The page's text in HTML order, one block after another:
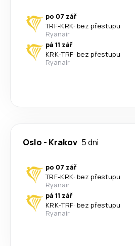
po 07 zář
TRF-KRK· bez přestupu
Ryanair
pá 11 zář
KRK-TRF· bez přestupu
Ryanair
Oslo - Krakov 5 dni
po 07 zář
TRF-KRK· bez přestupu
Ryanair
pá 11 zář
KRK-TRF· bez přestupu
Ryanair